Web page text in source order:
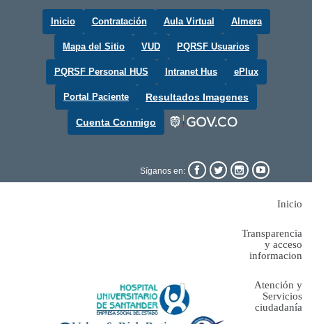
Inicio Contratación Aula Virtual Almera
Mapa del Sitio VUD PQRSF Usuarios
PQRSF Personal HUS Intranet Hus ePlux
Portal Paciente Resultados Imagenes
Cuenta Conmigo
Síganos en:    
Inicio
Transparencia
y acceso
informacion
Atención y
Servicios
ciudadanía